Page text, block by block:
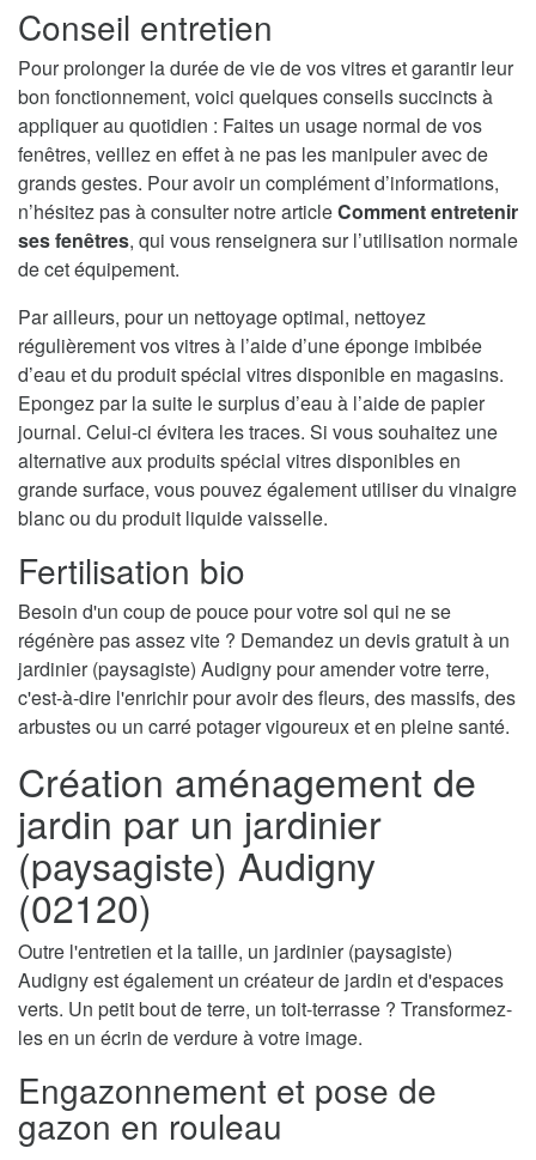
Conseil entretien
Pour prolonger la durée de vie de vos vitres et garantir leur
bon fonctionnement, voici quelques conseils succincts à
appliquer au quotidien : Faites un usage normal de vos
fenêtres, veillez en effet à ne pas les manipuler avec de
grands gestes. Pour avoir un complément d’informations,
n’hésitez pas à consulter notre articleComment entretenir
ses fenêtres, qui vous renseignera sur l’utilisation normale
de cet équipement.
Par ailleurs, pour un nettoyage optimal, nettoyez
régulièrement vos vitres à l’aide d’une éponge imbibée
d’eau et du produit spécial vitres disponible en magasins.
Epongez par la suite le surplus d’eau à l’aide de papier
journal. Celui-ci évitera les traces. Si vous souhaitez une
alternative aux produits spécial vitres disponibles en
grande surface, vous pouvez également utiliser du vinaigre
blanc ou du produit liquide vaisselle.
Fertilisation bio
Besoin d'un coup de pouce pour votre sol qui ne se
régénère pas assez vite ? Demandez un devis gratuit à un
jardinier (paysagiste) Audigny pour amender votre terre,
c'est-à-dire l'enrichir pour avoir des fleurs, des massifs, des
arbustes ou un carré potager vigoureux et en pleine santé.
Création aménagement de
jardin par un jardinier
(paysagiste) Audigny
(02120)
Outre l'entretien et la taille, un jardinier (paysagiste)
Audigny est également un créateur de jardin et d'espaces
verts. Un petit bout de terre, un toit-terrasse ? Transformez-
les en un écrin de verdure à votre image.
Engazonnement et pose de
gazon en rouleau